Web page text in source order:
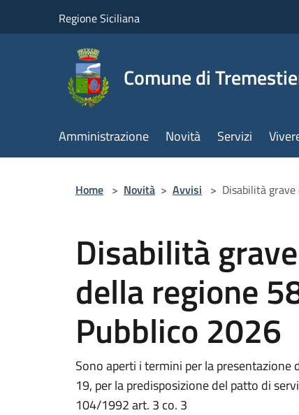
Regione Siciliana
Comune di
Amministrazione Novità Servizi
Home > Novità > Avvisi > Disabilità
Disabilità
della regione
Pubblico 2026
Sono aperti i termini per la
19, per la predisposizione del patto di
104/1992 art. 3 co. 3